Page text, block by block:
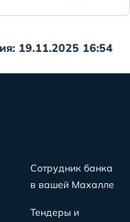
19.11.2025 16:54
Сотрудник банка
в вашей Махалле
Тендеры и